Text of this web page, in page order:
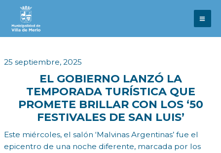
contenido
25 septiembre, 2025
EL GOBIERNO LANZÓ LA
TEMPORADA TURÍSTICA QUE
PROMETE BRILLAR CON LOS ‘50
FESTIVALES DE SAN LUIS’
Este miércoles, el salón ‘Malvinas Argentinas’ fue el
epicentro de una noche diferente, marcada por los